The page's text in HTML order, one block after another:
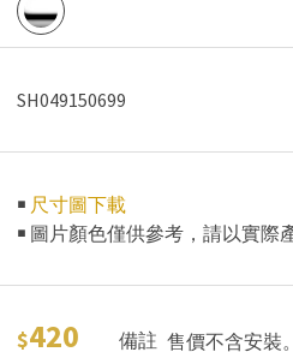
SH049150699
￭ 尺寸圖下載
￭ 圖片顏色僅供參考，請以實際
420 備註 售價不含安裝